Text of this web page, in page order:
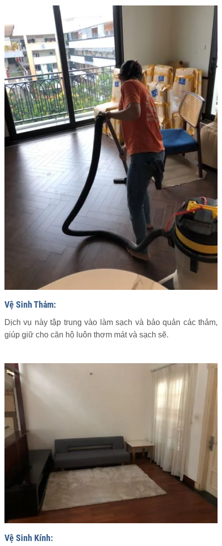
Vệ Sinh Thảm:
Dịch vụ này tập trung vào làm sạch và bảo quản các thảm,
giúp giữ cho căn hộ luôn thơm mát và sạch sẽ.
Vệ Sinh Kính: